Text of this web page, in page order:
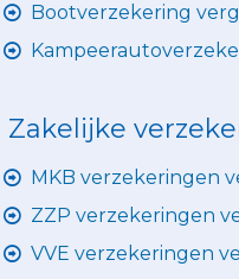
Bootverzekering
Zakelijke
MKB verzekeringen
ZZP verzekeringen
VVE verzekeringen